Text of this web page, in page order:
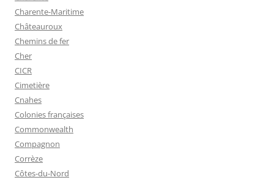
Charente-Maritime
Châteauroux
Chemins de fer
Cher
CICR
Cimetière
Cnahes
Colonies françaises
Commonwealth
Compagnon
Corrèze
Côtes-du-Nord